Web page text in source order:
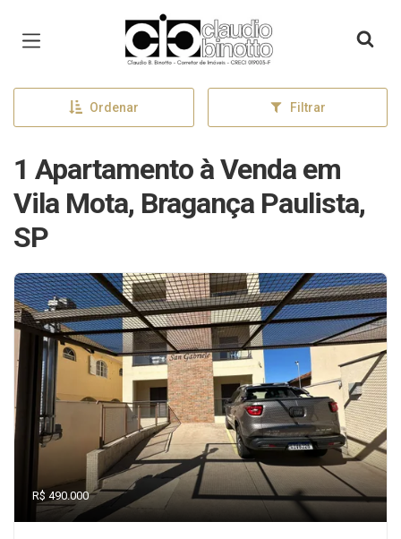
Página inicial
Ordenar Filtrar
1 Apartamento à Venda em
Vila Mota, Bragança Paulista,
SP
R$ 490.000